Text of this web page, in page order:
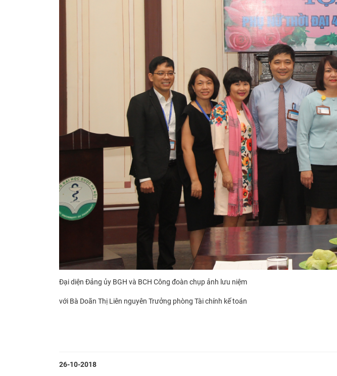
Đại diện Đảng ủy BGH và BCH Công đoàn chụp ảnh lưu niệm
với Bà Doãn Thị Liên nguyên Trưởng phòng Tài chính kế toán
26-10-2018